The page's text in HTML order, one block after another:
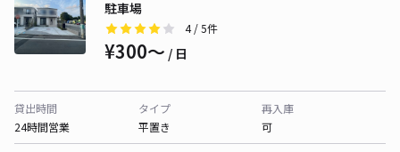
駐車場
4/ 5件
¥300〜 / 日
貸出時間
24時間営業
タイプ
平置き
再入庫
可